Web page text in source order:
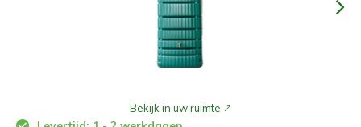
Bekijk in uw ruimte